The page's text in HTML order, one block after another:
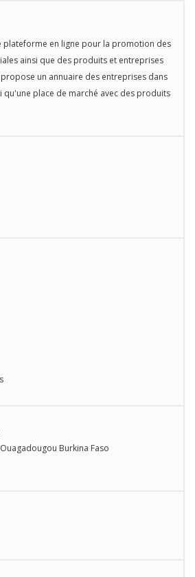
plateforme en ligne pour la promotion des
ainsi que des produits et entreprises
un annuaire des entreprises dans
qu'une place de marché avec des produits
Ouagadougou Burkina Faso